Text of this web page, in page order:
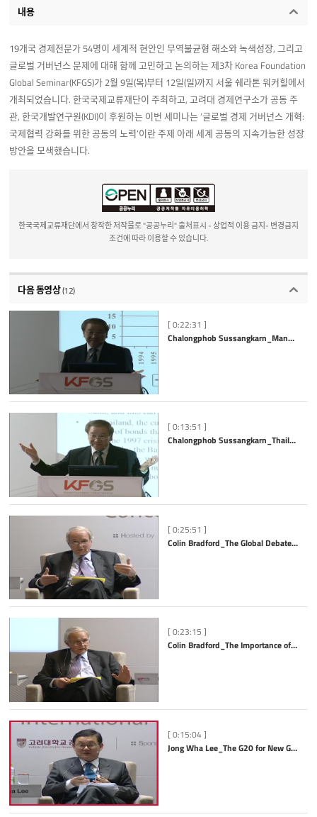
내용
19개국 경제전문가 54명이 세계적 현안인 무역불균형 해소와 녹색성장, 그리고
글로벌 거버넌스 문제에 대해 함께 고민하고 논의하는 제3차 Korea Foundation
Global Seminar(KFGS)가 2월 9일(목)부터 12일(일)까지 서울 쉐라톤 워커힐에서
개최되었습니다. 한국국제교류재단이 주최하고, 고려대 경제연구소가 공동 주
관, 한국개발연구원(KDI)이 후원하는 이번 세미나는 ‘글로벌 경제 거버넌스 개혁:
국제협력 강화를 위한 공동의 노력’이란 주제 아래 세계 공동의 지속가능한 성장
방안을 모색했습니다.
한국국제교류재단에서 창작한 저작물로 "공공누리" 출처표시 - 상업적 이용 금지- 변경금지
조건에 따라 이용할 수 있습니다.
다음 동영상(12)
[ 0:22:31 ]
Chalongphob Sussangkarn_Managing Risks from Volatile Capital Flows - Multi-level Approaches
[ 0:13:51 ]
Chalongphob Sussangkarn_Thailand’s Growth Restructuring and Roles of Development Partners
[ 0:25:51 ]
Colin Bradford_The Global Debate on Economic Models for Dynamic Development
[ 0:23:15 ]
Colin Bradford_The Importance of Effectiveness and Representativeness Legitimacy in Defining G20 Summits as the Preeminent Global Governance Leadership Mechanism
[ 0:15:04 ]
Jong Wha Lee_The G20 for New Global Governance and Global Leadership